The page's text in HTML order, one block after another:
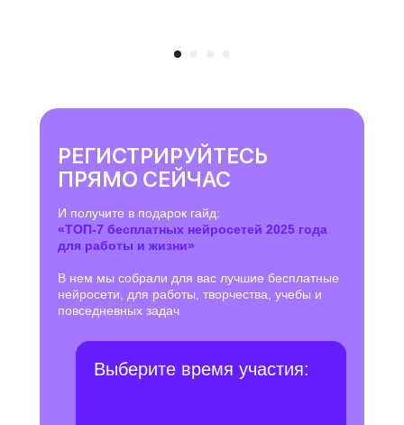
РЕГИСТРИРУЙТЕСЬ
ПРЯМО СЕЙЧАС
И получите в подарок гайд:
«ТОП-7 бесплатных нейросетей 2025 года
для работы и жизни»
В нем мы собрали для вас лучшие бесплатные
нейросети, для работы, творчества, учебы и
повседневных задач
Выберите время участия: